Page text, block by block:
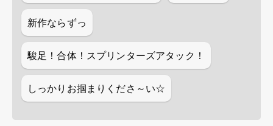
新作ならずっ
駿足！合体！スプリンターズアタック！
しっかりお掴まりくださ～い☆